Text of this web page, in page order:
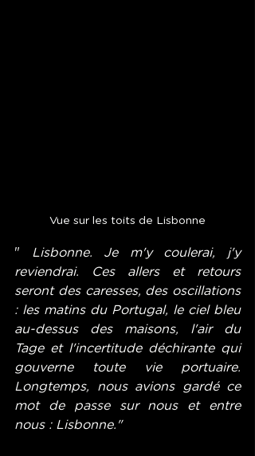
Vue sur les toits de Lisbonne
" Lisbonne. Je m'y coulerai, j'y
reviendrai. Ces allers et retours
seront des caresses, des oscillations
: les matins du Portugal, le ciel bleu
au-dessus des maisons, l'air du
Tage et l'incertitude déchirante qui
gouverne toute vie portuaire.
Longtemps, nous avions gardé ce
mot de passe sur nous et entre
nous : Lisbonne."